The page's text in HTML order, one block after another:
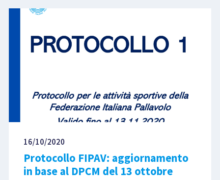
16/10/2020
Protocollo FIPAV: aggiornamento
in base al DPCM del 13 ottobre